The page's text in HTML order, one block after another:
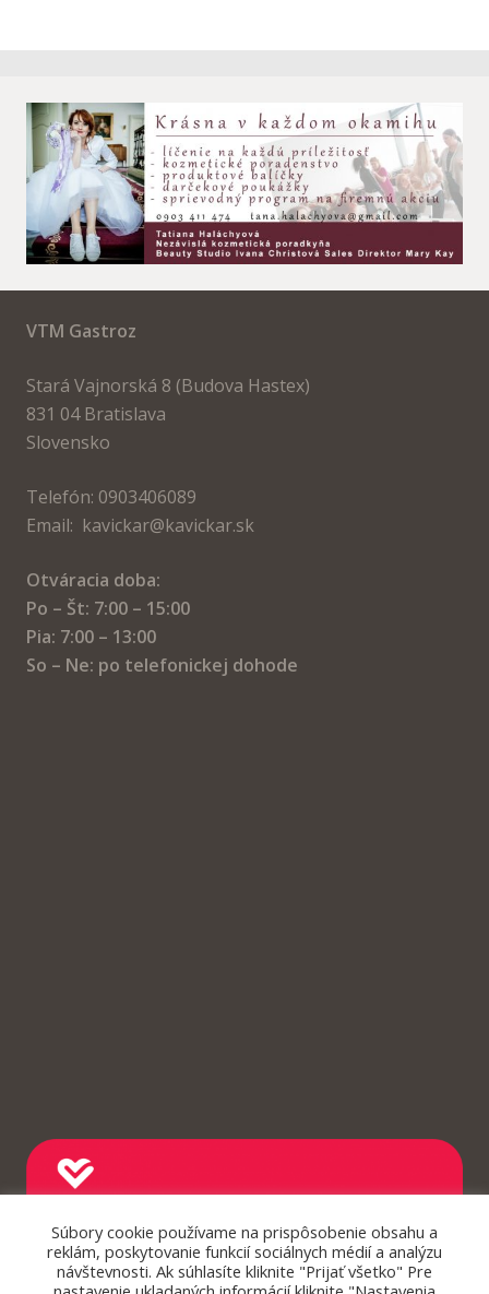
VTM Gastroz
Stará Vajnorská 8 (Budova Hastex)
831 04 Bratislava
Slovensko
Telefón: 0903406089
Email: kavickar@kavickar.sk
Otváracia doba:
Po – Št: 7:00 – 15:00
Pia: 7:00 – 13:00
So – Ne: po telefonickej dohode
Súbory cookie používame na prispôsobenie obsahu a
reklám, poskytovanie funkcií sociálnych médií a analýzu
návštevnosti. Ak súhlasíte kliknite "Prijať všetko" Pre